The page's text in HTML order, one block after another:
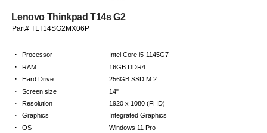
Lenovo Thinkpad T14s G2
Part# TLT14SG2MX06P
· Processor Intel Core i5-1145G7
· RAM 16GB DDR4
· Hard Drive 256GB SSD M.2
· Screen size 14"
· Resolution 1920 x 1080 (FHD)
· Graphics Integrated Graphics
· OS Windows 11 Pro